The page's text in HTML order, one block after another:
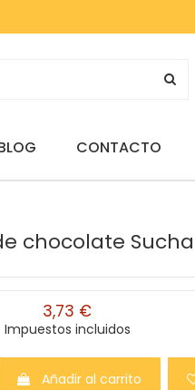
CONTACTO
chocolate
3,73 €
Impuestos incluidos
Añadir al carrito